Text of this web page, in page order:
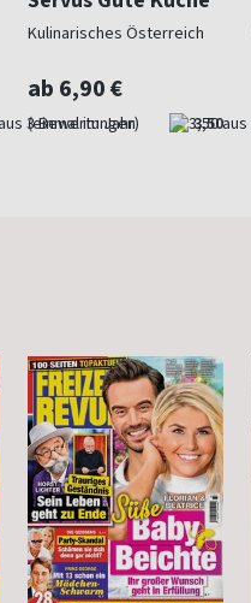
Kulinarisches Österreich
ab 6,90 €
(einmal im Jahr) 3,50